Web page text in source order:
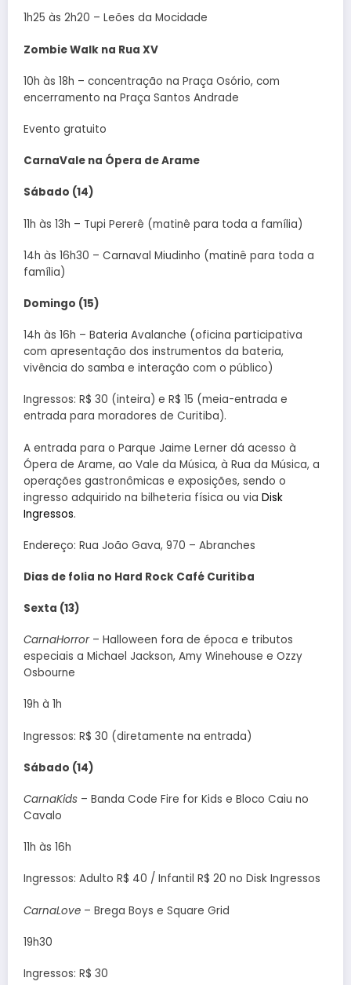
1h25 às 2h20 – Leões da Mocidade
Zombie Walk na Rua XV
10h às 18h – concentração na Praça Osório, com
encerramento na Praça Santos Andrade
Evento gratuito
CarnaVale na Ópera de Arame
Sábado (14)
11h às 13h – Tupi Pererê (matinê para toda a família)
14h às 16h30 – Carnaval Miudinho (matinê para toda a
família)
Domingo (15)
14h às 16h – Bateria Avalanche (oficina participativa
com apresentação dos instrumentos da bateria,
vivência do samba e interação com o público)
Ingressos: R$ 30 (inteira) e R$ 15 (meia-entrada e
entrada para moradores de Curitiba).
A entrada para o Parque Jaime Lerner dá acesso à
Ópera de Arame, ao Vale da Música, à Rua da Música, a
operações gastronômicas e exposições, sendo o
ingresso adquirido na bilheteria física ou via Disk
Ingressos.
Endereço: Rua João Gava, 970 – Abranches
Dias de folia no Hard Rock Café Curitiba
Sexta (13)
CarnaHorror– Halloween fora de época e tributos
especiais a Michael Jackson, Amy Winehouse e Ozzy
Osbourne
19h à 1h
Ingressos: R$ 30 (diretamente na entrada)
Sábado (14)
CarnaKids – Banda Code Fire for Kids e Bloco Caiu no
Cavalo
11h às 16h
Ingressos: Adulto R$ 40 / Infantil R$ 20 no Disk Ingressos
CarnaLove – Brega Boys e Square Grid
19h30
Ingressos: R$ 30